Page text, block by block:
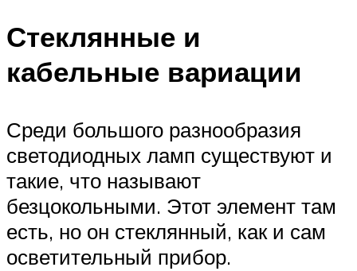
Стеклянные и
кабельные вариации
Среди большого разнообразия
светодиодных ламп существуют и
такие, что называют
безцокольными. Этот элемент там
есть, но он стеклянный, как и сам
осветительный прибор.